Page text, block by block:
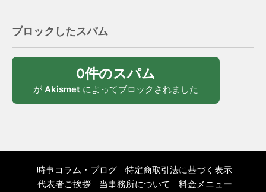
ブロックしたスパム
0件のスパム
が Akismet によってブロックされました
時事コラム・ブログ
特定商取引法に基づく表示
代表者ご挨拶
当事務所について 料金メニュー